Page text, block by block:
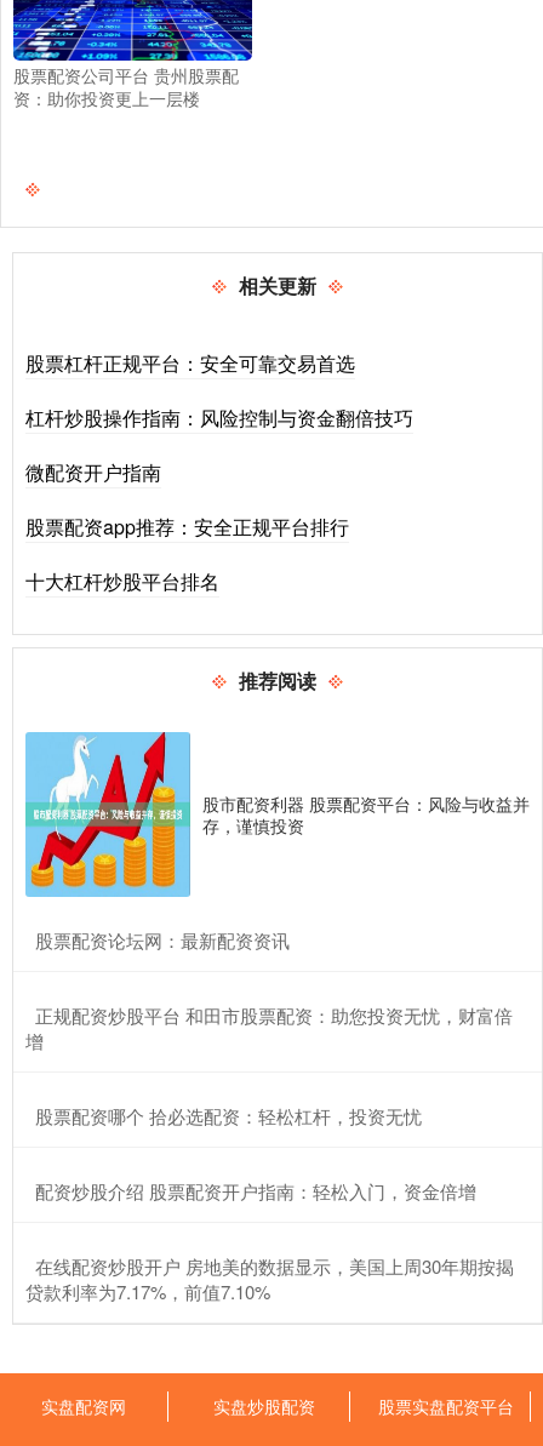
股票配资公司平台 贵州股票配
资：助你投资更上一层楼
相关更新
股票杠杆正规平台：安全可靠交易首选
杠杆炒股操作指南：风险控制与资金翻倍技巧
微配资开户指南
股票配资app推荐：安全正规平台排行
十大杠杆炒股平台排名
推荐阅读
股市配资利器 股票配资平台：风险与收益并
存，谨慎投资
​股票配资论坛网：最新配资资讯
​正规配资炒股平台 和田市股票配资：助您投资无忧，财富倍
增
​股票配资哪个 拾必选配资：轻松杠杆，投资无忧
​配资炒股介绍 股票配资开户指南：轻松入门，资金倍增
​在线配资炒股开户 房地美的数据显示，美国上周30年期按揭
贷款利率为7.17%，前值7.10%
实盘配资网 实盘炒股配资 股票实盘配资平台